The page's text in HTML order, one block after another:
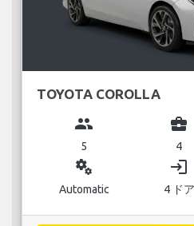
TOYOTA COROLLA
group
5
business_center
4
miscellaneous_services
Automatic
login
4 ドア